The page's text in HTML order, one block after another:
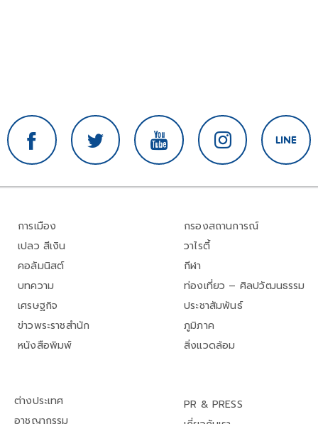
การเมือง
เปลว สีเงิน
คอลัมนิสต์
บทความ
เศรษฐกิจ
ข่าวพระราชสำนัก
หนังสือพิมพ์
กรองสถานการณ์
วาไรตี้
กีฬา
ท่องเที่ยว – ศิลปวัฒนธรรม
ประชาสัมพันธ์
ภูมิภาค
สิ่งแวดล้อม
ต่างประเทศ
อาชญากรรม
PR & PRESS